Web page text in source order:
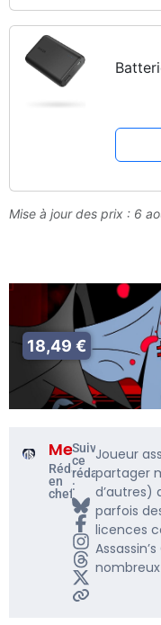
Mise à jour des prix : 6
18,49 €
Me5rine_
Rédacteur
en
chef
Suivre
ce
rédacteur
:
Joueur
partager
d’autres)
parfois
licences